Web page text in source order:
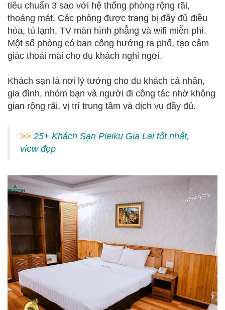
tiêu chuẩn 3 sao với hệ thống phòng rộng rãi,
thoáng mát. Các phòng được trang bị đầy đủ điều
hòa, tủ lạnh, TV màn hình phẳng và wifi miễn phí.
Một số phòng có ban công hướng ra phố, tạo cảm
giác thoải mái cho du khách nghỉ ngơi.
Khách sạn là nơi lý tưởng cho du khách cá nhân,
gia đình, nhóm bạn và người đi công tác nhờ không
gian rộng rãi, vị trí trung tâm và dịch vụ đầy đủ.
>> 25+ Khách Sạn Pleiku Gia Lai tốt nhất,
view đẹp